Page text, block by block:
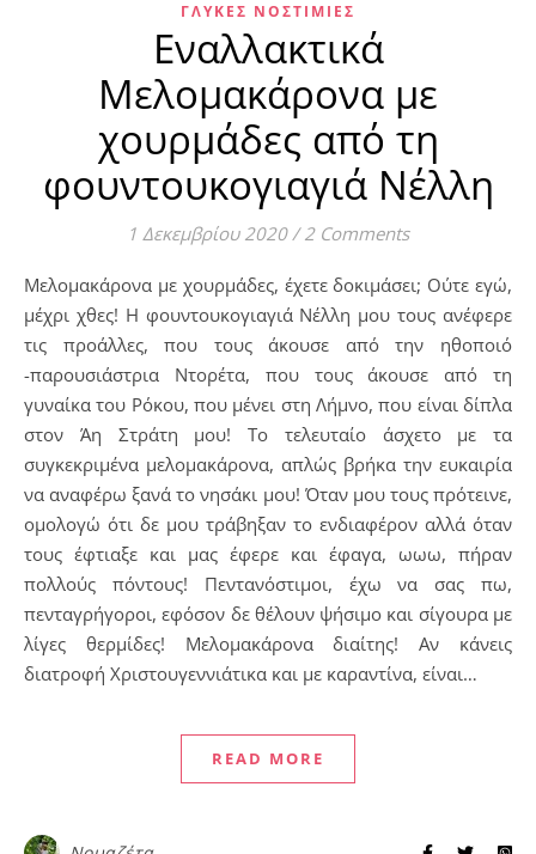
ΓΛΥΚΈΣ ΝΟΣΤΙΜΙΈΣ
Εναλλακτικά
Μελομακάρονα με
χουρμάδες από τη
φουντουκογιαγιά Νέλλη
1 Δεκεμβρίου 2020 / 2 Comments
Μελομακάρονα με χουρμάδες, έχετε δοκιμάσει; Ούτε εγώ,
μέχρι χθες! Η φουντουκογιαγιά Νέλλη μου τους ανέφερε
τις προάλλες, που τους άκουσε από την ηθοποιό
-παρουσιάστρια Ντορέτα, που τους άκουσε από τη
γυναίκα του Ρόκου, που μένει στη Λήμνο, που είναι δίπλα
στον Άη Στράτη μου! Το τελευταίο άσχετο με τα
συγκεκριμένα μελομακάρονα, απλώς βρήκα την ευκαιρία
να αναφέρω ξανά το νησάκι μου! Όταν μου τους πρότεινε,
ομολογώ ότι δε μου τράβηξαν το ενδιαφέρον αλλά όταν
τους έφτιαξε και μας έφερε και έφαγα, ωωω, πήραν
πολλούς πόντους! Πεντανόστιμοι, έχω να σας πω,
πενταγρήγοροι, εφόσον δε θέλουν ψήσιμο και σίγουρα με
λίγες θερμίδες! Μελομακάρονα διαίτης! Αν κάνεις
διατροφή Χριστουγεννιάτικα και με καραντίνα, είναι…
READ MORE